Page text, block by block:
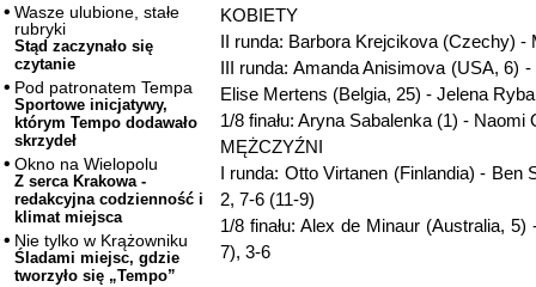
Wasze ulubione, stałe
rubryki
Stąd zaczynało się
czytanie
Pod patronatem Tempa
Sportowe inicjatywy,
którym Tempo dodawało
skrzydeł
Okno na Wielopolu
Z serca Krakowa -
redakcyjna codzienność i
klimat miejsca
Nie tylko w Krążowniku
Śladami miejsc, gdzie
tworzyło się „Tempo”
KOBIETY
II runda: Barbora Krejcikova (Czechy) -
III runda: Amanda Anisimova (USA, 6)
Elise Mertens (Belgia, 25) - Jelena
1/8 finału: Aryna Sabalenka (1) -
MĘŻCZYŹNI
I runda: Otto Virtanen (Finlandia) - Ben
2, 7-6 (11-9)
1/8 finału: Alex de Minaur (Australia,
7), 3-6